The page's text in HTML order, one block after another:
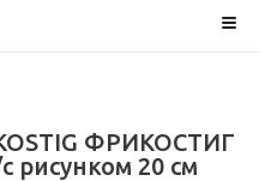
ФРИКОСТИГ
рисунком 20 см